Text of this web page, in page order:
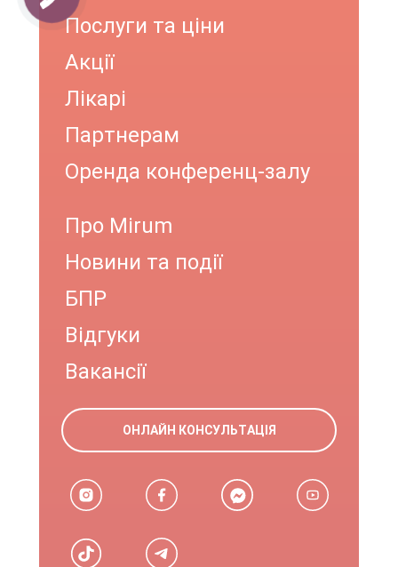
Послуги та ціни
Акції
Лікарі
Партнерам
Оренда конференц-залу
Про Mirum
Новини та події
БПР
Відгуки
Вакансії
ОНЛАЙН КОНСУЛЬТАЦІЯ